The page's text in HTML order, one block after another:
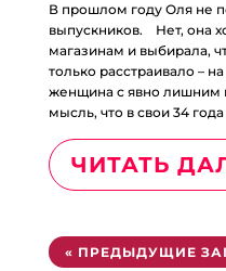
В прошлом году Оля не
выпускников.⠀ Нет, она
магазинам и выбирала,
только расстраивало –
женщина с явно лишним
мысль, что в свои 34
ЧИТАТЬ
« ПРЕДЫДУЩИЕ